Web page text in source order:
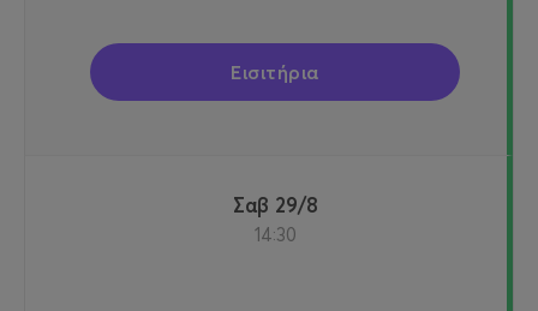
Εισιτήρια
Σαβ 29/8
14:30